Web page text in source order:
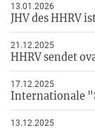
13.01.2026
JHV des HHRV
21.12.2025
HHRV sendet
17.12.2025
Internationale
13.12.2025